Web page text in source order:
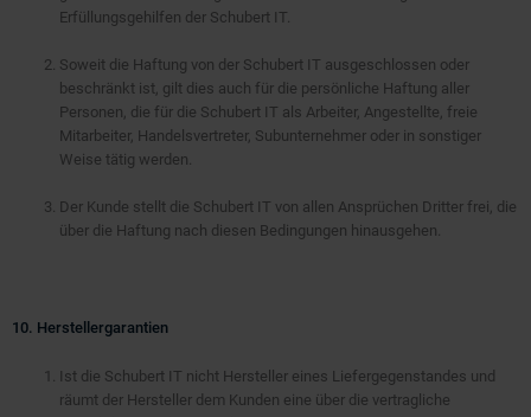
Erfüllungsgehilfen der Schubert IT.
Soweit die Haftung von der Schubert IT ausgeschlossen oder
beschränkt ist, gilt dies auch für die persönliche Haftung aller
Personen, die für die Schubert IT als Arbeiter, Angestellte, freie
Mitarbeiter, Handelsvertreter, Subunternehmer oder in sonstiger
Weise tätig werden.
Der Kunde stellt die Schubert IT von allen Ansprüchen Dritter frei, die
über die Haftung nach diesen Bedingungen hinausgehen.
10. Herstellergarantien
Ist die Schubert IT nicht Hersteller eines Liefergegenstandes und
räumt der Hersteller dem Kunden eine über die vertragliche